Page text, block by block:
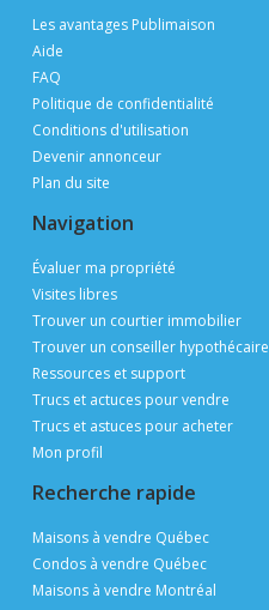
Les avantages Publimaison
Aide
FAQ
Politique de confidentialité
Conditions d'utilisation
Devenir annonceur
Plan du site
Navigation
Évaluer ma propriété
Visites libres
Trouver un courtier immobilier
Trouver un conseiller hypothécaire
Ressources et support
Trucs et actuces pour vendre
Trucs et astuces pour acheter
Mon profil
Recherche rapide
Maisons à vendre Québec
Condos à vendre Québec
Maisons à vendre Montréal